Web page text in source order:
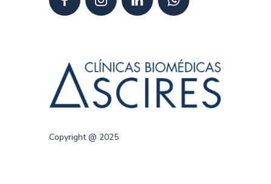
Copyright @ 2025